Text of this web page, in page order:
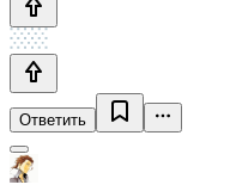
Ответить